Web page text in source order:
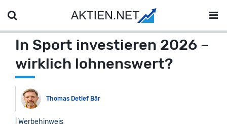
In Sport investieren 2026 –
wirklich lohnenswert?
Thomas Detlef Bär
| Werbehinweis